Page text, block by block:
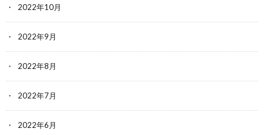
2022年10月
2022年9月
2022年8月
2022年7月
2022年6月